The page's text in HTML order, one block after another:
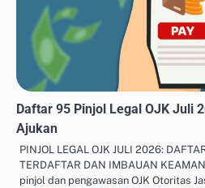
Daftar 95 Pinjol Legal OJK Juli
Ajukan
PINJOL LEGAL OJK JULI 2026:
TERDAFTAR DAN IMBAUAN
pinjol dan pengawasan OJK Otoritas